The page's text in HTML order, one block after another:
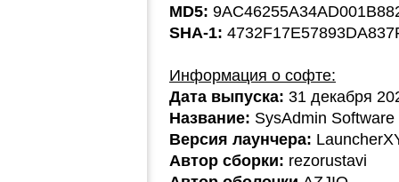
MD5:
SHA-1:
Информация о софте:
Дата выпуска: 31 декабря
Название: SysAdmin
Версия лаунчера:
Автор сборки: rezorustavi